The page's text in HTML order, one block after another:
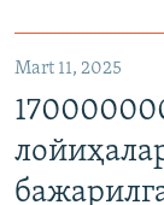
Mart 11, 2025